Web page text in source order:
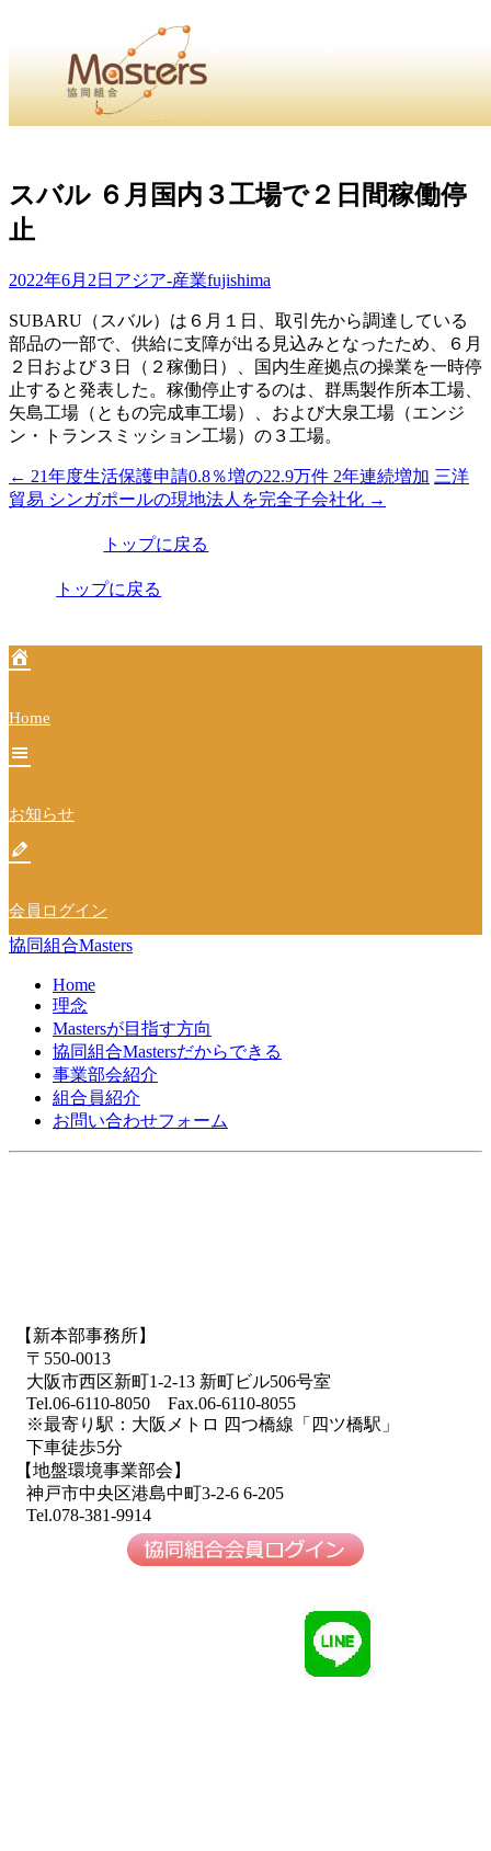
せ・
・Home・ ・理 念・ ・沿 革・ ・組織図・ ・会
協同組合Masters／
国土交通省・経済産業省・農林水産省・厚生労働省 認可
Masters組合員ログイン
スバル ６月国内３工場で２日間稼働停
止
2022年6月2日 アジア-産業fujishima
SUBARU（スバル）は６月１日、取引先から調達している
部品の一部で、供給に支障が出る見込みとなったため、６月
２日および３日（２稼働日）、国内生産拠点の操業を一時停
止すると発表した。稼働停止するのは、群馬製作所本工場、
矢島工場（ともの完成車工場）、および大泉工場（エンジ
ン・トランスミッション工場）の３工場。
投
稿
ー
ョ
ン
← 21年度生活保護申請0.8％増の22.9万件 2年連続増加 三洋
貿易 シンガポールの現地法人を完全子会社化 →
トップに戻る
トップに戻る
Home
お知らせ
会員ログイン
協同組合Masters
Home
理念
Mastersが目指す方向
協同組合Mastersだからできる
事業部会紹介
組合員紹介
お問い合わせフォーム
【新本部事務所】
〒550-0013
大阪市西区新町1-2-13 新町ビル506号室
Tel.06-6110-8050 Fax.06-6110-8055
※最寄り駅：大阪メトロ 四つ橋線「四ツ橋駅」
下車徒歩5分
【地盤環境事業部会】
神戸市中央区港島中町3-2-6 6-205
Tel.078-381-9914